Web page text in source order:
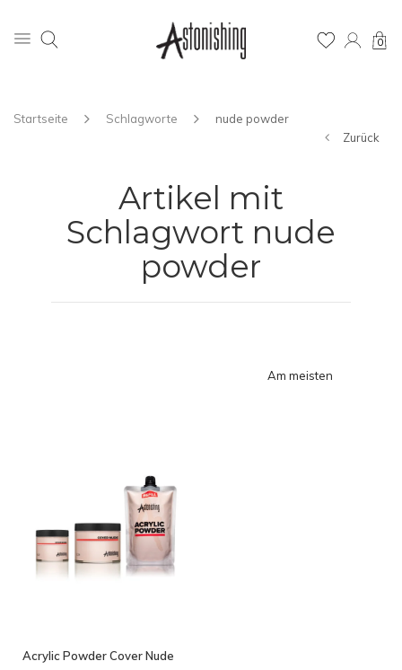
0
Startseite Schlagworte
nude powder
Zurück
Artikel mit
Schlagwort nude
powder
Am meisten
Acrylic Powder Cover Nude